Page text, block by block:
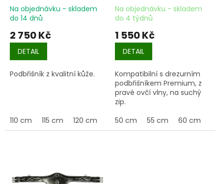
Na objednávku - skladem
do 14 dnů
2 750 Kč
DETAIL
Podbřišník z kvalitní kůže.
110 cm 115 cm 120 cm 125 cm 130 cm 135 cm
Na objednávku - skladem
do 4 týdnů
1 550 Kč
DETAIL
Kompatibilní s drezurním
podbřišníkem Premium, z
pravé ovčí vlny, na suchý
zip.
50 cm
55 cm 60 cm